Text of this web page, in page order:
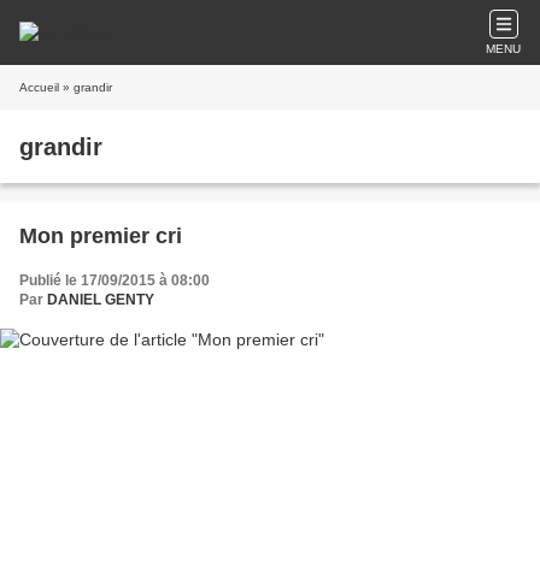
MENU
Accueil » grandir
grandir
Mon premier cri
Publié le 17/09/2015 à 08:00
Par DANIEL GENTY